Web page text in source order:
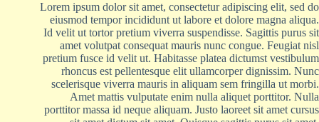
Lorem ipsum dolor sit amet, consectetur adipiscing elit, sed do
eiusmod tempor incididunt ut labore et dolore magna aliqua.
Id velit ut tortor pretium viverra suspendisse. Sagittis purus sit
amet volutpat consequat mauris nunc congue. Feugiat nisl
pretium fusce id velit ut. Habitasse platea dictumst vestibulum
rhoncus est pellentesque elit ullamcorper dignissim. Nunc
scelerisque viverra mauris in aliquam sem fringilla ut morbi.
Amet mattis vulputate enim nulla aliquet porttitor. Nulla
porttitor massa id neque aliquam. Justo laoreet sit amet cursus